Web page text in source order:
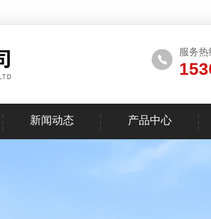
服务热
新闻动态 产品中心